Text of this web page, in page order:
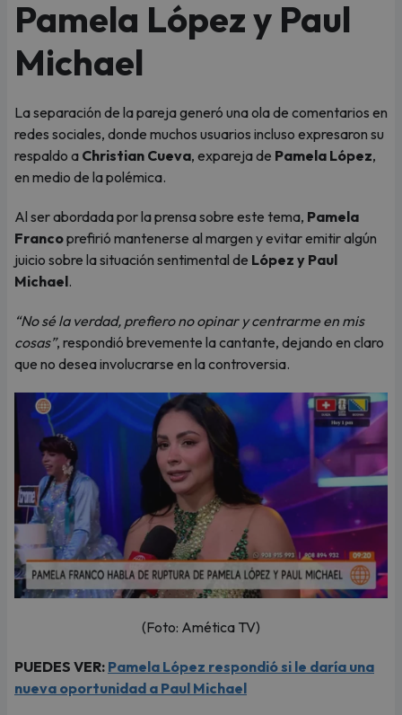
Pamela López y Paul
Michael
La separación de la pareja generó una ola de comentarios en
redes sociales, donde muchos usuarios incluso expresaron su
respaldo a Christian Cueva, expareja de Pamela López,
en medio de la polémica.
Al ser abordada por la prensa sobre este tema, Pamela
Francoprefirió mantenerse al margen y evitar emitir algún
juicio sobre la situación sentimental de López y Paul
Michael.
“No sé la verdad, prefiero no opinar y centrarme en mis
cosas”, respondió brevemente la cantante, dejando en claro
que no desea involucrarse en la controversia.
(Foto: Amética TV)
PUEDES VER: Pamela López respondió si le daría una
nueva oportunidad a Paul Michael